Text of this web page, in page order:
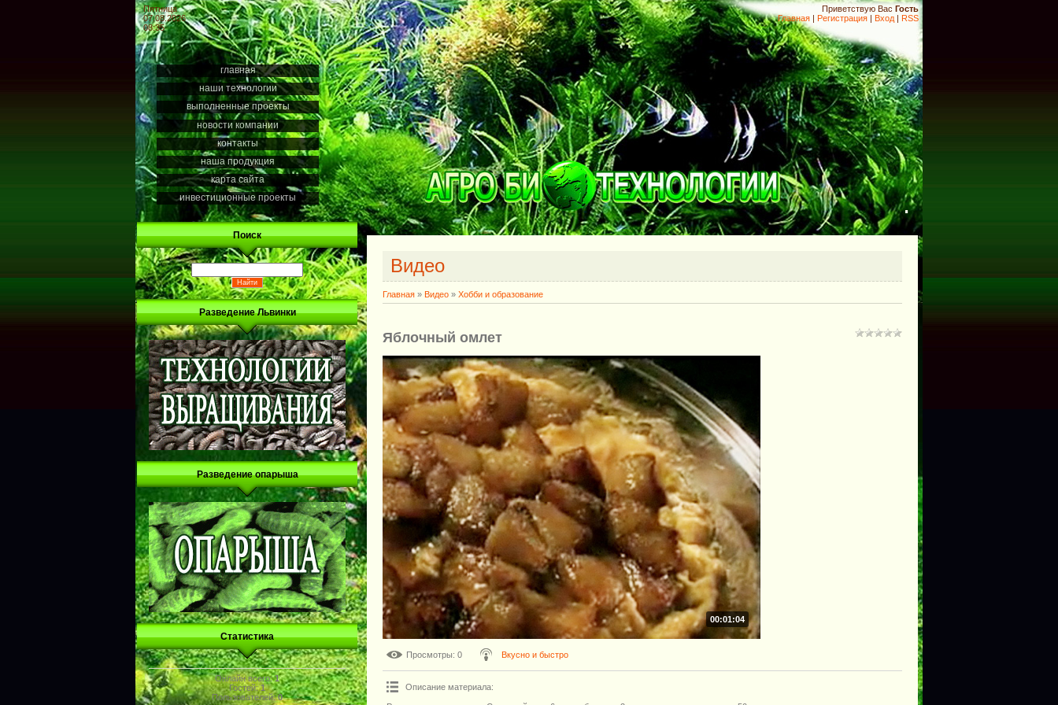
Пятница
07.08.2026
08:35
Приветствую Вас Гость
Главная | Регистрация | Вход | RSS
главная
наши технологии
выполненные проекты
новости компании
контакты
наша продукция
карта сайта
инвестиционные проекты
Поиск
Разведение Львинки
Разведение опарыша
Статистика
Онлайн всего:1
Гостей:1
Пользователей:0
.
Видео
Главная » Видео » Хобби и образование
Яблочный омлет
00:01:04
Просмотры: 0 Вкусно и быстро
Описание материала: